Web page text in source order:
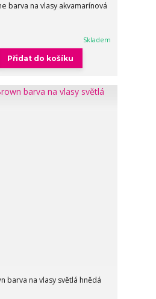
barva na vlasy akvamarínová
Skladem
Přidat do košíku
barva na vlasy světlá hnědá